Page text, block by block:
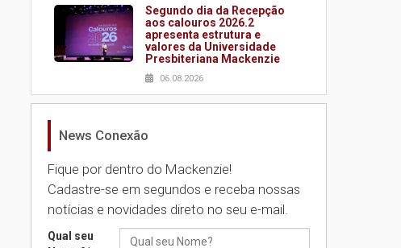
Segundo dia da Recepção
aos calouros 2026.2
apresenta estrutura e
valores da Universidade
Presbiteriana Mackenzie
06.08.2026
Nova apresentação do
brasileira
05.08.2026
Universidade Mackenzie
News Conexão
Fique por dentro do Mackenzie!
Cadastre-se em segundos e receba nossas
notícias e novidades direto no seu e-mail.
Qual seu